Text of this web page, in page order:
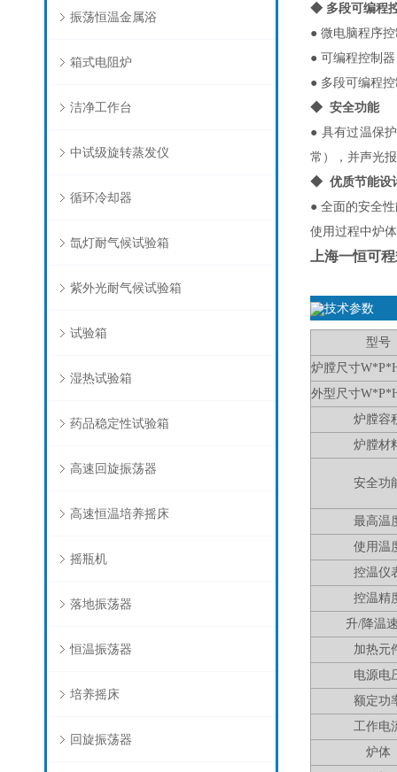
振荡恒温金属浴
箱式电阻炉
洁净工作台
中试级旋转蒸发仪
循环冷却器
氙灯耐气候试验箱
紫外光耐气候试验箱
试验箱
湿热试验箱
药品稳定性试验箱
高速回旋振荡器
高速恒温培养摇床
摇瓶机
落地振荡器
恒温振荡器
培养摇床
回旋振荡器
◆ 多段可编程
● 微电脑程序
● 可编程控制
● 多段可编程
◆ 安全功能
● 具有过温保
常），并声光
◆ 优质节能设
● 全面的安全
使用过程中炉
上海一恒可
技术参数
型号
炉膛尺寸
外型尺寸
炉膛容
炉膛材
安全功
最高温
使用温
控温仪
控温精
升/降温
加热元
电源电
额定功
工作电
炉体